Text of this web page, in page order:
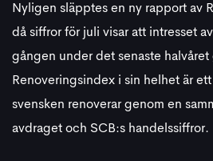
Nyligen släpptes en ny rapport av
då siffror för juli visar att intresset
gången under det senaste
Renoveringsindex i sin helhet är
svensken renoverar genom en
avdraget och SCB:s handelssiffror.